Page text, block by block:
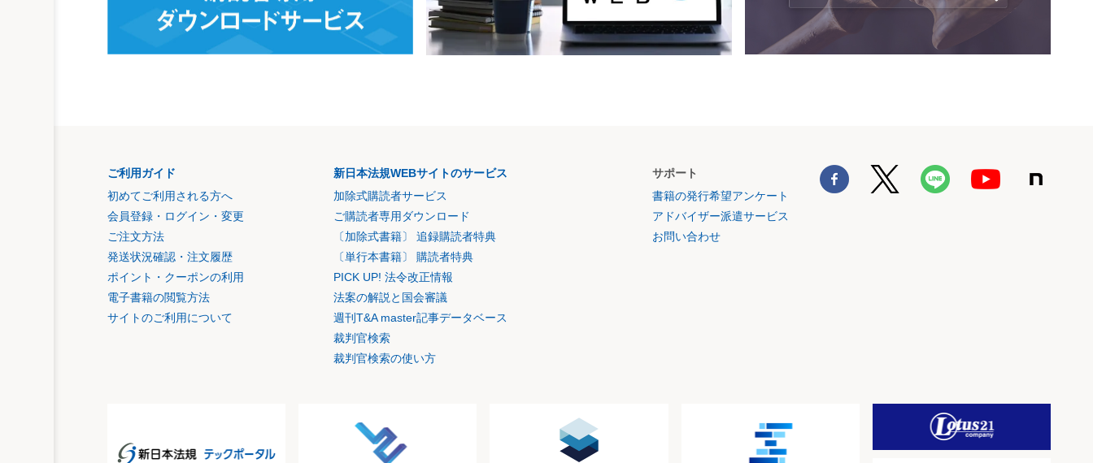
ご利用ガイド
初めてご利用される方へ
会員登録・ログイン・変更
ご注文方法
発送状況確認・注文履歴
ポイント・クーポンの利用
電子書籍の閲覧方法
サイトのご利用について
新日本法規WEBサイトのサービス
加除式購読者サービス
ご購読者専用ダウンロード
〔加除式書籍〕 追録購読者特典
〔単行本書籍〕 購読者特典
PICK UP! 法令改正情報
法案の解説と国会審議
週刊T&A master記事データベース
裁判官検索
裁判官検索の使い方
サポート
書籍の発行希望アンケート
アドバイザー派遣サービス
お問い合わせ